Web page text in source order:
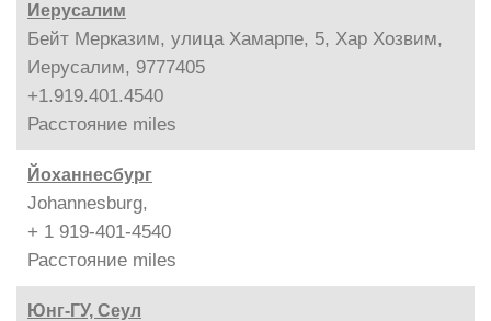
Иерусалим
Бейт Мерказим, улица Хамарпе, 5, Хар Хозвим,
Иерусалим, 9777405
+1.919.401.4540
Расстояние miles
Йоханнесбург
Johannesburg,
+ 1 919-401-4540
Расстояние miles
Юнг-ГУ, Сеул